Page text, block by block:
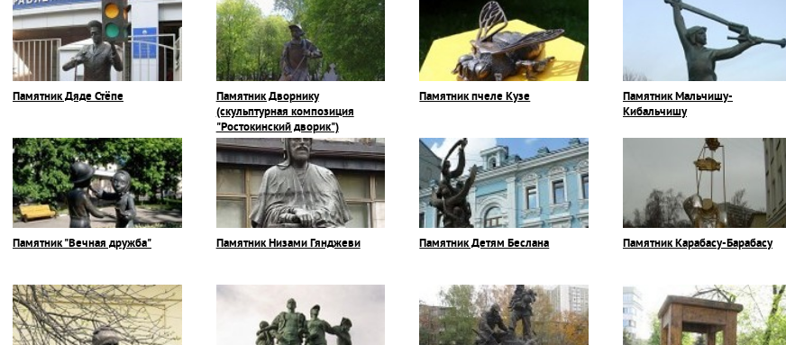
Памятник Дяде Стёпе
Памятник Дворнику
(скульптурная композиция
"Ростокинский дворик")
Памятник пчеле Кузе
Памятник Мальчишу-
Кибальчишу
Памятник "Вечная дружба" Памятник Низами Гянджеви Памятник Детям Беслана Памятник Карабасу-Барабасу